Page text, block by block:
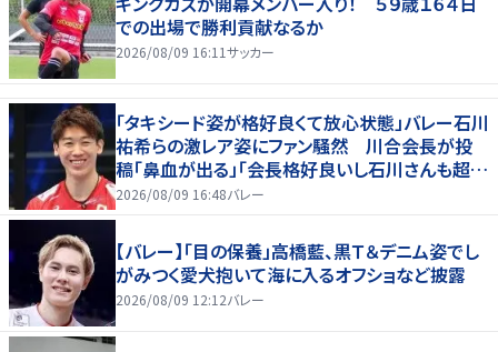
での出場で勝利貢献なるか
2026/08/09 16:11サッカー
「タキシード姿が格好良くて放心状態」バレー石川
祐希らの激レア姿にファン騒然 川合会長が投
稿「鼻血が出る」「会長格好良いし石川さんも超格
好いい」
2026/08/09 16:48バレー
【バレー】「目の保養」高橋藍、黒Ｔ＆デニム姿でし
がみつく愛犬抱いて海に入るオフショなど披露
2026/08/09 12:12バレー